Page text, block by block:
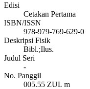
Edisi
Cetakan Pertama
ISBN/ISSN
978-979-769-629-0
Deskripsi Fisik
Bibl.;Ilus.
Judul Seri
-
No. Panggil
005.55 ZUL m